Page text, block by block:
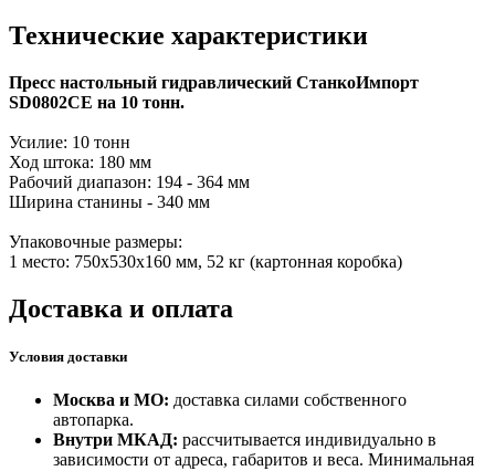
Технические характеристики
Пресс настольный гидравлический СтанкоИмпорт
SD0802CE на 10 тонн.
Усилие: 10 тонн
Ход штока: 180 мм
Рабочий диапазон: 194 - 364 мм
Ширина станины - 340 мм
Упаковочные размеры:
1 место: 750х530х160 мм, 52 кг (картонная коробка)
Доставка и оплата
Условия доставки
Москва и МО: доставка силами собственного
автопарка.
Внутри МКАД: рассчитывается индивидуально в
зависимости от адреса, габаритов и веса. Минимальная